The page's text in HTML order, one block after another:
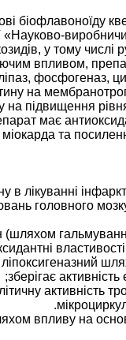
біофлавоноїду
у тому числі
впливом,
фосфогеназ,
на
на підвищення
має
та
в лікуванні
головного
зберігає
впливу на